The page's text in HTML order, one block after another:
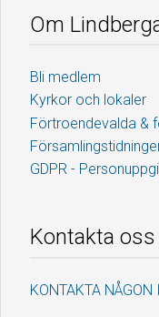
Om
Bli medlem
Kyrkor och lokaler
Förtroendevalda &
GDPR -
Kontakta oss
KONTAKTA NÅGON